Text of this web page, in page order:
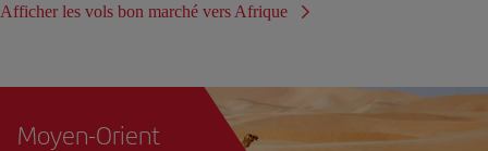
Afficher les vols bon marché vers Afrique
Moyen-Orient